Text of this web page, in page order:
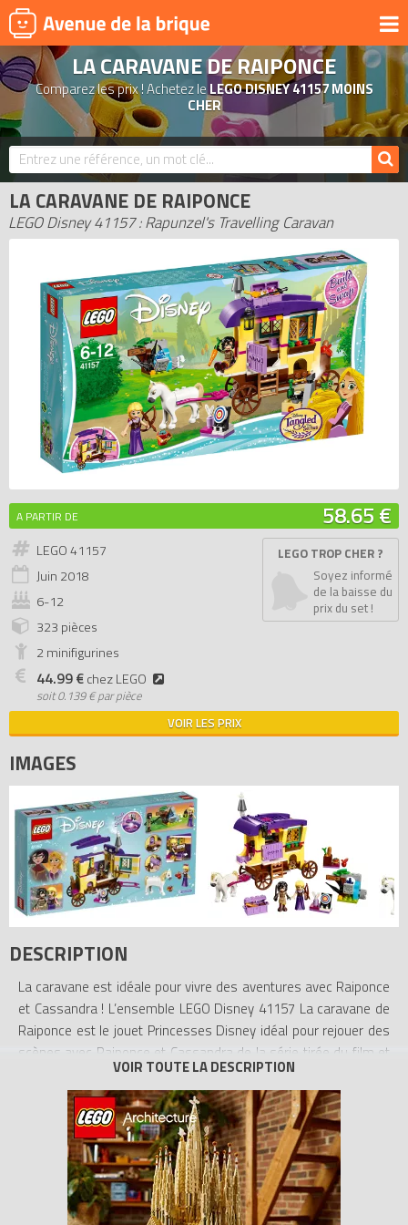
UNIVERS
PRODUITS DÉRIVÉS
NOUVEAUTÉS
LEGO 2026
BONS PLANS
ACTUALITÉS
ASSOCIATIONS DE FANS
EXPOSITIONS LEGO
LEGO LES PLUS CHERS
DERNIERS LEGO AJOUTÉS
LA CARAVANE DE RAIPONCE
Comparez les prix ! Achetez leLEGO DISNEY 41157 MOINS
CHER
LA CARAVANE DE RAIPONCE
LEGO Disney 41157 : Rapunzel's Travelling Caravan
A PARTIR DE 58.65 €
LEGO 41157
Juin 2018
6-12
323 pièces
2 minifigurines
44.99 €chez LEGO
soit0.139 € par pièce
LEGO TROP CHER ?
Soyez informé
de la baisse du
prix du set !
VOIR LES PRIX
IMAGES
DESCRIPTION
La caravane est idéale pour vivre des aventures avec Raiponce
et Cassandra ! L’ensemble LEGO Disney 41157 La caravane de
Raiponce est le jouet Princesses Disney idéal pour rejouer des
scènes avec Raiponce et Cassandra de la série tirée du film et
produite par Disney. L’ensemble comprend un canapé-lit, un
réchaud, un coffre au trésor, une cible de tir à l'arc et de
nombreux équipements pour leur voyage. Le toit et la paroi
latérale de la caravane peuvent s'ouvrir pour jouer facilement à
l'intérieur. Les sections modulaires de la caravane peuvent être
modulées et combinées pour personnaliser l'espace. Inclut deux
mini-poupées ainsi qu’une figurine de cheval.